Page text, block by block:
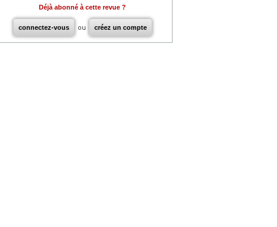
Déjà abonné à cette revue ?
connectez-vous ou créez un compte